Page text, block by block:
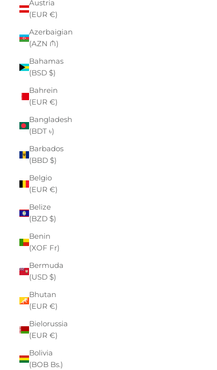
Austria
(EUR €)
Azerbaigian
(AZN ₼)
Bahamas
(BSD $)
Bahrein
(EUR €)
Bangladesh
(BDT ৳)
Barbados
(BBD $)
Belgio
(EUR €)
Belize
(BZD $)
Benin
(XOF Fr)
Bermuda
(USD $)
Bhutan
(EUR €)
Bielorussia
(EUR €)
Bolivia
(BOB Bs.)